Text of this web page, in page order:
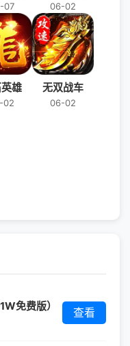
07 06-02
雄
02
无双战车
06-02
免费版） 查看